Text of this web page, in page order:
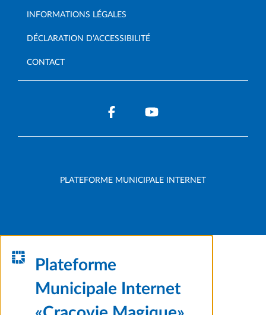
INFORMATIONS LÉGALES
DÉCLARATION D’ACCESSIBILITÉ
CONTACT
PLATEFORME MUNICIPALE INTERNET
Plateforme
Municipale Internet